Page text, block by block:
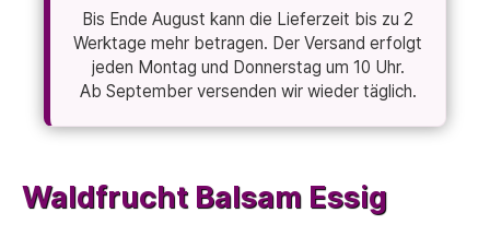
Bis Ende August kann die Lieferzeit bis zu 2
Werktage mehr betragen. Der Versand erfolgt
jeden Montag und Donnerstag um 10 Uhr.
Ab September versenden wir wieder täglich.
Waldfrucht Balsam Essig